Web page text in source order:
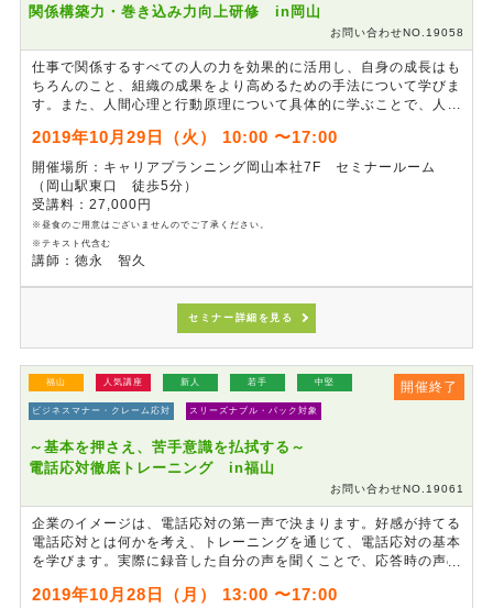
関係構築力・巻き込み力向上研修 in岡山
お問い合わせNO.19058
仕事で関係するすべての人の力を効果的に活用し、自身の成長はも
ちろんのこと、組織の成果をより高めるための手法について学びま
す。また、人間心理と行動原理について具体的に学ぶことで、人に
囲の協力を引き出す力、チャンスを拡大する方法を身に付け、充実
したキャリアの実現を目指します。
2019年10月29日（火） 10:00 〜17:00
開催場所：キャリアプランニング岡山本社7F セミナールーム
（岡山駅東口 徒歩5分）
受講料：27,000円
※昼食のご用意はございませんのでご了承ください。
※テキスト代含む
講師：徳永 智久
セミナー詳細を見る
開催終了
福山 人気講座 新人 若手 中堅
ビジネスマナー・クレーム応対 スリーズナブル・パック対象
～基本を押さえ、苦手意識を払拭する～
電話応対徹底トレーニング in福山
お問い合わせNO.19061
企業のイメージは、電話応対の第一声で決まります。好感が持てる
電話応対とは何かを考え、トレーニングを通じて、電話応対の基本
を学びます。実際に録音した自分の声を聞くことで、応答時の声の
す。また、電話の向こうのお客様のご希望に沿えないケースやクレ
2019年10月28日（月） 13:00 〜17:00